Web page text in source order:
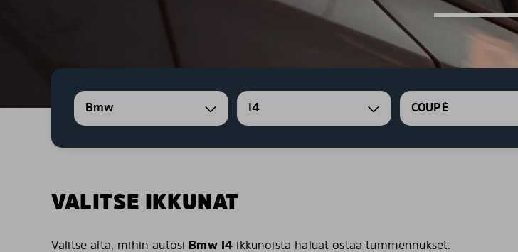
Bmw I4 COUPÉ
VALITSE IKKUNAT
Valitse alta, mihin autosi Bmw I4 ikkunoista haluat ostaa tummennukset.